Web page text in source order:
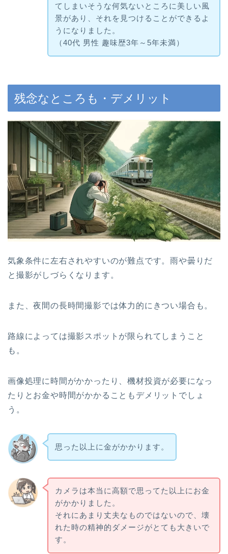
てしまいそうな何気ないところに美しい風
景があり、それを見つけることができるよ
うになりました。
（40代 男性 趣味歴3年～5年未満）
残念なところも・デメリット
気象条件に左右されやすいのが難点です。雨や曇りだ
と撮影がしづらくなります。
また、夜間の長時間撮影では体力的にきつい場合も。
路線によっては撮影スポットが限られてしまうこと
も。
画像処理に時間がかかったり、機材投資が必要になっ
たりとお金や時間がかかることもデメリットでしょ
う。
思った以上に金がかかります。
カメラは本当に高額で思ってた以上にお金
がかかりました。
それにあまり丈夫なものではないので、壊
れた時の精神的ダメージがとても大きいで
す。